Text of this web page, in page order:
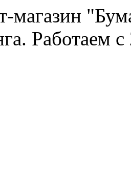
магазин
Работаем с